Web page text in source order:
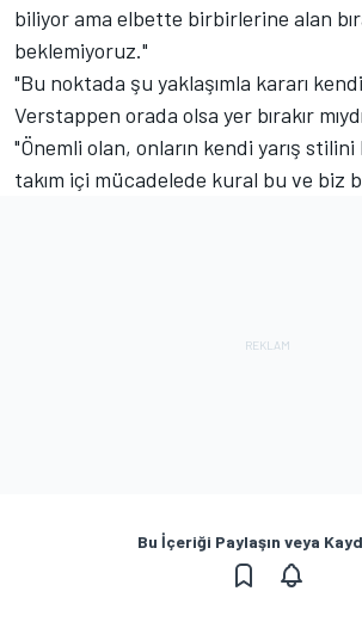
biliyor ama elbette birbirlerine alan
beklemiyoruz."
"Bu noktada şu yaklaşımla kararı
Verstappen orada olsa yer bırakır
"Önemli olan, onların kendi yarış
takım içi mücadelede kural bu ve biz
Bu İçeriği Paylaşın veya